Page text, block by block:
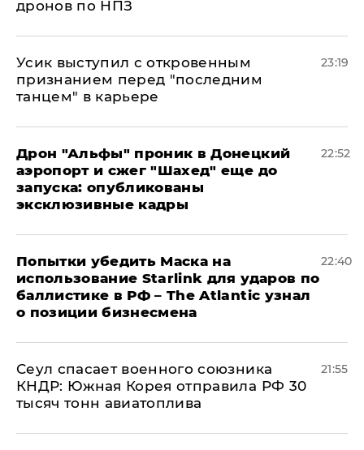
дронов по НПЗ
Усик выступил с откровенным
признанием перед "последним
танцем" в карьере
23:19
Дрон "Альфы" проник в Донецкий
аэропорт и сжег "Шахед" еще до
запуска: опубликованы
эксклюзивные кадры
22:52
Попытки убедить Маска на
использование Starlink для ударов по
баллистике в РФ – The Atlantic узнал
о позиции бизнесмена
22:40
​Сеул спасает военного союзника
КНДР: Южная Корея отправила РФ 30
тысяч тонн авиатоплива
21:55